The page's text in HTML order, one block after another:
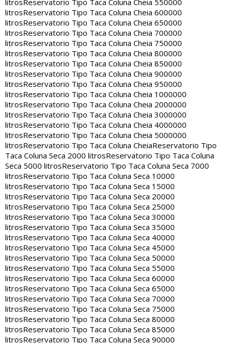
litrosReservatorio Tipo Taca Coluna Cheia 550000
litrosReservatorio Tipo Taca Coluna Cheia 600000
litrosReservatorio Tipo Taca Coluna Cheia 650000
litrosReservatorio Tipo Taca Coluna Cheia 700000
litrosReservatorio Tipo Taca Coluna Cheia 750000
litrosReservatorio Tipo Taca Coluna Cheia 800000
litrosReservatorio Tipo Taca Coluna Cheia 850000
litrosReservatorio Tipo Taca Coluna Cheia 900000
litrosReservatorio Tipo Taca Coluna Cheia 950000
litrosReservatorio Tipo Taca Coluna Cheia 1000000
litrosReservatorio Tipo Taca Coluna Cheia 2000000
litrosReservatorio Tipo Taca Coluna Cheia 3000000
litrosReservatorio Tipo Taca Coluna Cheia 4000000
litrosReservatorio Tipo Taca Coluna Cheia 5000000
litrosReservatorio Tipo Taca Coluna CheiaReservatorio Tipo
Taca Coluna Seca 2000 litrosReservatorio Tipo Taca Coluna
Seca 5000 litrosReservatorio Tipo Taca Coluna Seca 7000
litrosReservatorio Tipo Taca Coluna Seca 10000
litrosReservatorio Tipo Taca Coluna Seca 15000
litrosReservatorio Tipo Taca Coluna Seca 20000
litrosReservatorio Tipo Taca Coluna Seca 25000
litrosReservatorio Tipo Taca Coluna Seca 30000
litrosReservatorio Tipo Taca Coluna Seca 35000
litrosReservatorio Tipo Taca Coluna Seca 40000
litrosReservatorio Tipo Taca Coluna Seca 45000
litrosReservatorio Tipo Taca Coluna Seca 50000
litrosReservatorio Tipo Taca Coluna Seca 55000
litrosReservatorio Tipo Taca Coluna Seca 60000
litrosReservatorio Tipo Taca Coluna Seca 65000
litrosReservatorio Tipo Taca Coluna Seca 70000
litrosReservatorio Tipo Taca Coluna Seca 75000
litrosReservatorio Tipo Taca Coluna Seca 80000
litrosReservatorio Tipo Taca Coluna Seca 85000
litrosReservatorio Tipo Taca Coluna Seca 90000